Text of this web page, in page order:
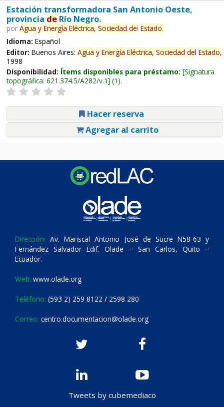
Estación transformadora San Antonio Oeste,
provincia deRío Negro.
por Agua y Energía Eléctrica, Sociedad del Estado.
Idioma: Español
Editor: Buenos Aires: Agua y Energía Eléctrica, Sociedad del Estado,
1998
Disponibilidad: Ítems disponibles para préstamo: Signatura
topográfica: 621.374.5/A282/v.1 (1).
Hacer reserva
Agregar al carrito
Dirección: Av. Mariscal Antonio José de Sucre N58-63 y
Fernández Salvador Edif. Olade – San Carlos, Quito –
Ecuador.
Web: www.olade.org
Teléfono: (593 2) 259 8122 / 2598 280
Correo: centro.documentacion@olade.org
Tweets by cubemediaco